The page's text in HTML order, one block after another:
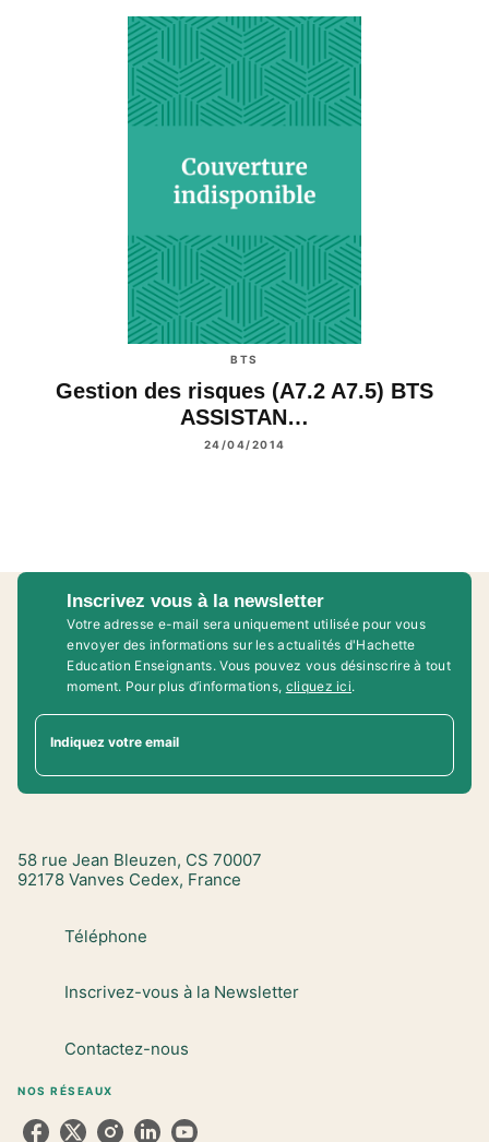
BTS
Gestion des risques (A7.2 A7.5) BTS
ASSISTAN…
24/04/2014
Inscrivez vous à la newsletter
Votre adresse e-mail sera uniquement utilisée pour vous
envoyer des informations sur les actualités d'Hachette
Education Enseignants. Vous pouvez vous désinscrire à tout
moment. Pour plus d’informations, cliquez ici.
Indiquez votre email
58 rue Jean Bleuzen, CS 70007
92178 Vanves Cedex, France
Téléphone
Inscrivez-vous à la Newsletter
Contactez-nous
NOS RÉSEAUX